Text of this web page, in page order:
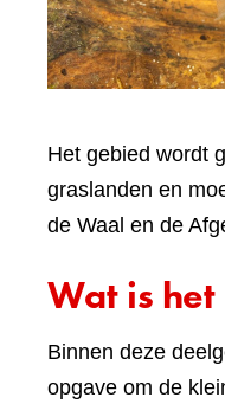
Het gebied wordt
graslanden en
de Waal en de
Wat is
Binnen deze
opgave om de